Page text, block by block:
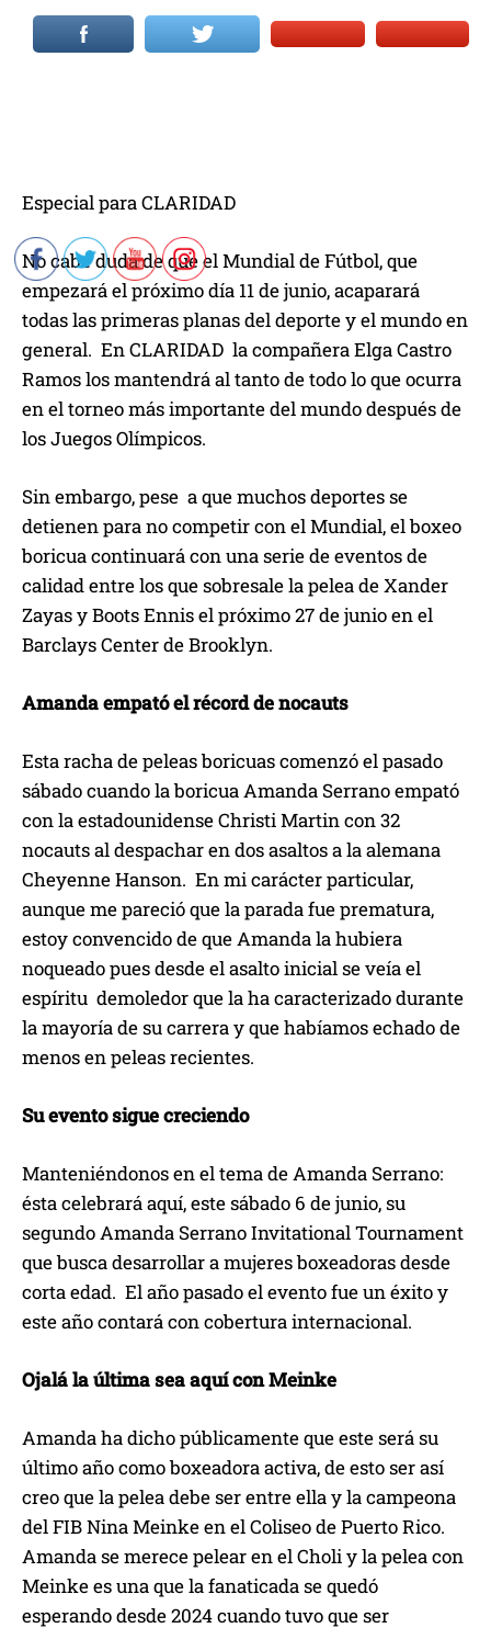
Especial para CLARIDAD
No cabe duda de que el Mundial de Fútbol, que
empezará el próximo día 11 de junio, acaparará
todas las primeras planas del deporte y el mundo en
general. En CLARIDAD la compañera Elga Castro
Ramos los mantendrá al tanto de todo lo que ocurra
en el torneo más importante del mundo después de
los Juegos Olímpicos.
Sin embargo, pese a que muchos deportes se
detienen para no competir con el Mundial, el boxeo
boricua continuará con una serie de eventos de
calidad entre los que sobresale la pelea de Xander
Zayas y Boots Ennis el próximo 27 de junio en el
Barclays Center de Brooklyn.
Amanda empató el récord de nocauts
Esta racha de peleas boricuas comenzó el pasado
sábado cuando la boricua Amanda Serrano empató
con la estadounidense Christi Martin con 32
nocauts al despachar en dos asaltos a la alemana
Cheyenne Hanson. En mi carácter particular,
aunque me pareció que la parada fue prematura,
estoy convencido de que Amanda la hubiera
noqueado pues desde el asalto inicial se veía el
espíritu demoledor que la ha caracterizado durante
la mayoría de su carrera y que habíamos echado de
menos en peleas recientes.
Su evento sigue creciendo
Manteniéndonos en el tema de Amanda Serrano:
ésta celebrará aquí, este sábado 6 de junio, su
segundo Amanda Serrano Invitational Tournament
que busca desarrollar a mujeres boxeadoras desde
corta edad. El año pasado el evento fue un éxito y
este año contará con cobertura internacional.
Ojalá la última sea aquí con Meinke
Amanda ha dicho públicamente que este será su
último año como boxeadora activa, de esto ser así
creo que la pelea debe ser entre ella y la campeona
del FIB Nina Meinke en el Coliseo de Puerto Rico.
Amanda se merece pelear en el Choli y la pelea con
Meinke es una que la fanaticada se quedó
esperando desde 2024 cuando tuvo que ser